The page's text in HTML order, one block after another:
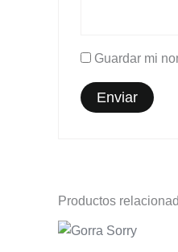
Guardar mi
Productos